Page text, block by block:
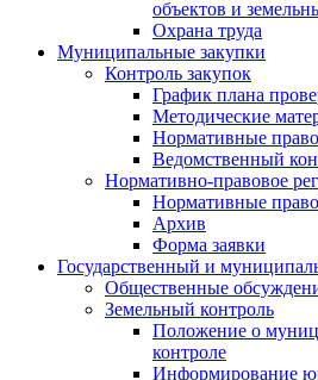
объектов и
Охрана труда
Муниципальные закупки
Контроль закупок
График плана
Методические
Нормативные
Ведомственный
Нормативно-правовое
Нормативные
Архив
Форма заявки
Государственный и
Общественные
Земельный контроль
Положение о
контроле
Информирование